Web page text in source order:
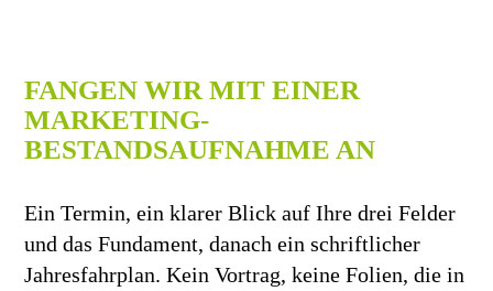
FANGEN WIR MIT EINER
MARKETING-
BESTANDSAUFNAHME AN
Ein Termin, ein klarer Blick auf Ihre drei Felder
und das Fundament, danach ein schriftlicher
Jahresfahrplan. Kein Vortrag, keine Folien, die in